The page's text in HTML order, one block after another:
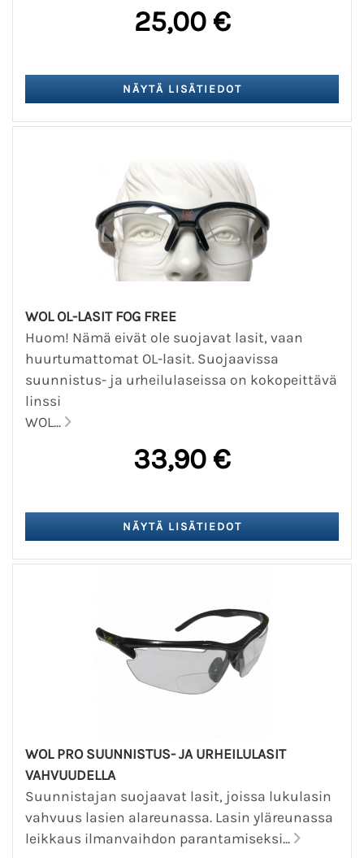
25,00 €
WOL OL-LASIT FOG FREE
Huom! Nämä eivät ole suojavat lasit, vaan
huurtumattomat OL-lasit. Suojaavissa
suunnistus- ja urheilulaseissa on kokopeittävä
linssi
WOL...
33,90 €
WOL PRO SUUNNISTUS- JA URHEILULASIT
VAHVUUDELLA
Suunnistajan suojaavat lasit, joissa lukulasin
vahvuus lasien alareunassa. Lasin yläreunassa
leikkaus ilmanvaihdon parantamiseksi...